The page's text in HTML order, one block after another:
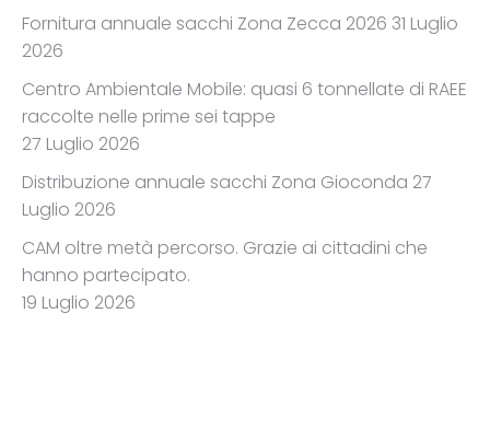
Fornitura annuale sacchi Zona Zecca 2026 31 Luglio
2026
Centro Ambientale Mobile: quasi 6 tonnellate di RAEE
raccolte nelle prime sei tappe
27 Luglio 2026
Distribuzione annuale sacchi Zona Gioconda 27
Luglio 2026
CAM oltre metà percorso. Grazie ai cittadini che
hanno partecipato.
19 Luglio 2026